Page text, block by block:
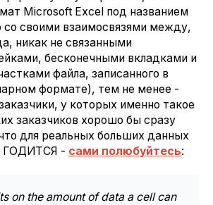
Microsoft Excel под названием
своими взаимосвязями между,
никак не связанными
бесконечными вкладками и
файла, записанного в
формате), тем не менее -
у которых именно такое
заказчиков хорошо бы сразу
для реальных больших данных
ГОДИТСЯ - сами полюбуйтесь:
on the amount of data a cell can